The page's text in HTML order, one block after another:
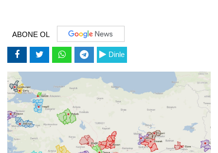
ABONE OL
Dinle